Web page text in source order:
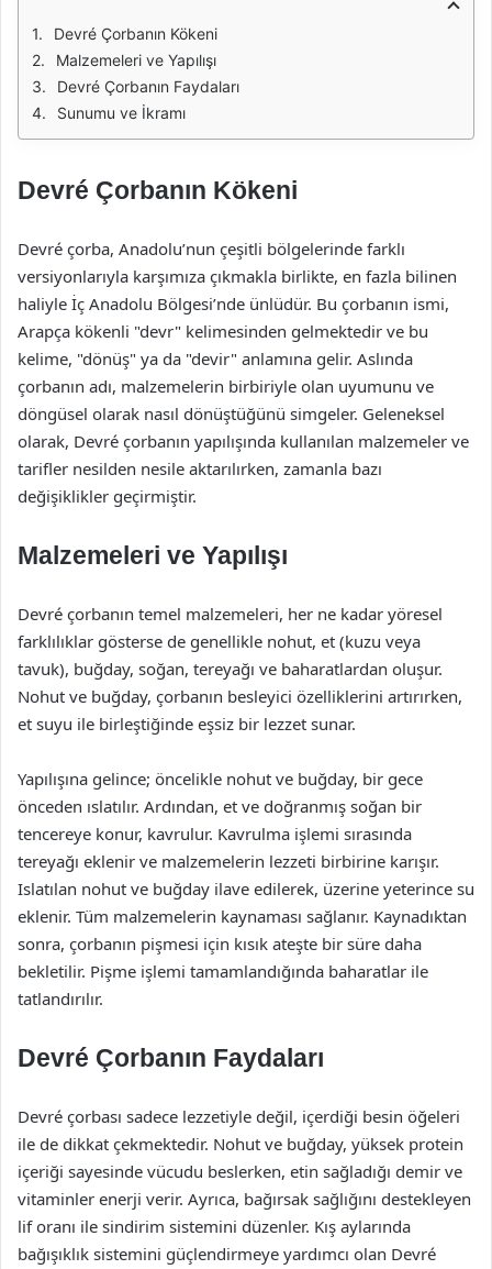
Devré Çorbanın Kökeni
Malzemeleri ve Yapılışı
Devré Çorbanın Faydaları
Sunumu ve İkramı
Devré Çorbanın Kökeni
Devré çorba, Anadolu’nun çeşitli bölgelerinde farklı
versiyonlarıyla karşımıza çıkmakla birlikte, en fazla bilinen
haliyle İç Anadolu Bölgesi’nde ünlüdür. Bu çorbanın ismi,
Arapça kökenli "devr" kelimesinden gelmektedir ve bu
kelime, "dönüş" ya da "devir" anlamına gelir. Aslında
çorbanın adı, malzemelerin birbiriyle olan uyumunu ve
döngüsel olarak nasıl dönüştüğünü simgeler. Geleneksel
olarak, Devré çorbanın yapılışında kullanılan malzemeler ve
tarifler nesilden nesile aktarılırken, zamanla bazı
değişiklikler geçirmiştir.
Malzemeleri ve Yapılışı
Devré çorbanın temel malzemeleri, her ne kadar yöresel
farklılıklar gösterse de genellikle nohut, et (kuzu veya
tavuk), buğday, soğan, tereyağı ve baharatlardan oluşur.
Nohut ve buğday, çorbanın besleyici özelliklerini artırırken,
et suyu ile birleştiğinde eşsiz bir lezzet sunar.
Yapılışına gelince; öncelikle nohut ve buğday, bir gece
önceden ıslatılır. Ardından, et ve doğranmış soğan bir
tencereye konur, kavrulur. Kavrulma işlemi sırasında
tereyağı eklenir ve malzemelerin lezzeti birbirine karışır.
Islatılan nohut ve buğday ilave edilerek, üzerine yeterince su
eklenir. Tüm malzemelerin kaynaması sağlanır. Kaynadıktan
sonra, çorbanın pişmesi için kısık ateşte bir süre daha
bekletilir. Pişme işlemi tamamlandığında baharatlar ile
tatlandırılır.
Devré Çorbanın Faydaları
Devré çorbası sadece lezzetiyle değil, içerdiği besin öğeleri
ile de dikkat çekmektedir. Nohut ve buğday, yüksek protein
içeriği sayesinde vücudu beslerken, etin sağladığı demir ve
vitaminler enerji verir. Ayrıca, bağırsak sağlığını destekleyen
lif oranı ile sindirim sistemini düzenler. Kış aylarında
bağışıklık sistemini güçlendirmeye yardımcı olan Devré